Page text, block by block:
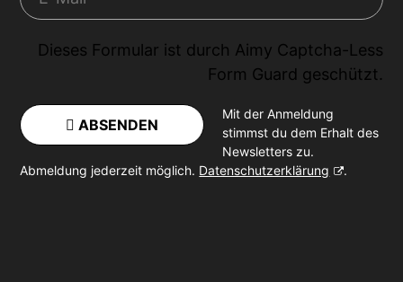
Dieses Formular ist durch Aimy Captcha-Less
Form Guard geschützt.
ABSENDEN
Mit der Anmeldung
stimmst du dem Erhalt des
Newsletters zu.
Abmeldung jederzeit möglich. Datenschutzerklärung .